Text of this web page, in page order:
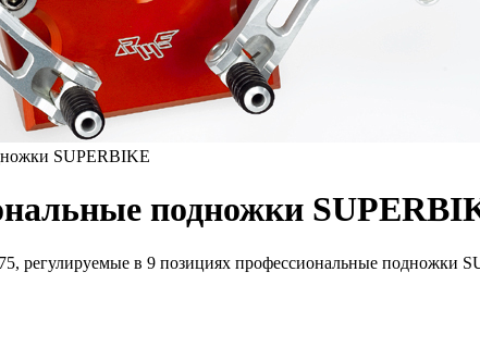
SUPERBIKE
подножки
регулируемые в 9 позициях профессиональные подножки